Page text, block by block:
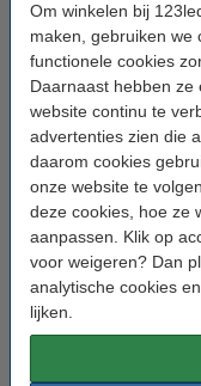
Om winkelen bij
maken, gebruiken we
functionele cookies
Daarnaast hebben ze
website continu te
advertenties zien die
daarom cookies
onze website te
deze cookies, hoe ze
aanpassen. Klik op
voor weigeren? Dan
analytische cookies
lijken.
Aantal batterijen:
Afmetingen:
Diameter:
Beschermingsniveau:
Gebruik:
Branduren:
Aantal lampjes:
Oud voor nieuw: